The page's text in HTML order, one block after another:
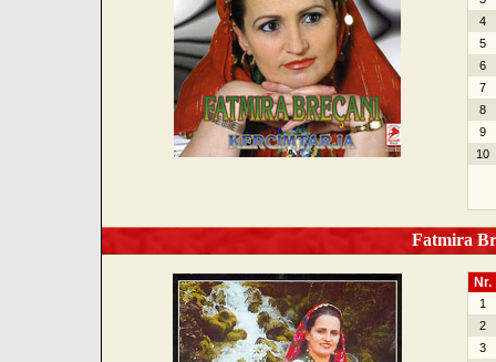
4
5
6
7
8
9
10
Fatmira
Nr.
1
2
3